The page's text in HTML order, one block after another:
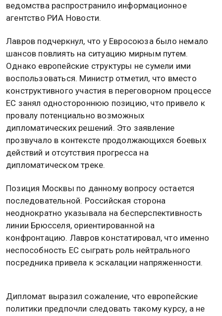
ведомства распространило информационное
агентство РИА Новости.
Лавров подчеркнул, что у Евросоюза было немало
шансов повлиять на ситуацию мирным путем.
Однако европейские структуры не сумели ими
воспользоваться. Министр отметил, что вместо
конструктивного участия в переговорном процессе
ЕС занял одностороннюю позицию, что привело к
провалу потенциально возможных
дипломатических решений. Это заявление
прозвучало в контексте продолжающихся боевых
действий и отсутствия прогресса на
дипломатическом треке.
Позиция Москвы по данному вопросу остается
последовательной. Российская сторона
неоднократно указывала на бесперспективность
линии Брюсселя, ориентированной на
конфронтацию. Лавров констатировал, что именно
неспособность ЕС сыграть роль нейтрального
посредника привела к эскалации напряженности.
Дипломат выразил сожаление, что европейские
политики предпочли следовать такому курсу, а не